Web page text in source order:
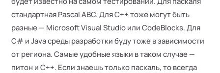
стандартная Pascal ABC. Для С++ тоже могут быть
разные — Microsoft Visual Studio или CodeBlocks. Для
С# и Java среды разработки буду тоже в зависимости
от региона. Самые удобные языки в таком случае —
питон и С++. Если знаешь только паскаль, то всегда